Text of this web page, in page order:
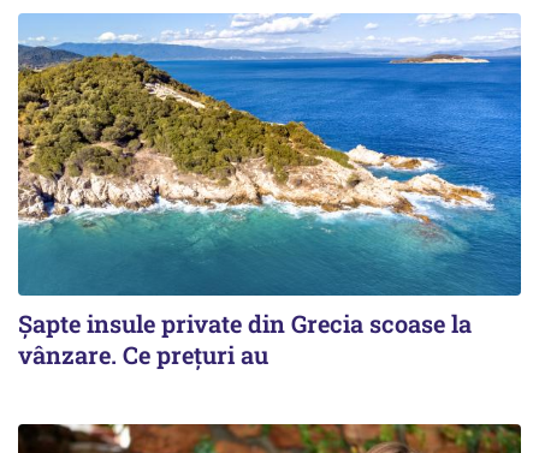
Șapte insule private din Grecia scoase la
vânzare. Ce prețuri au